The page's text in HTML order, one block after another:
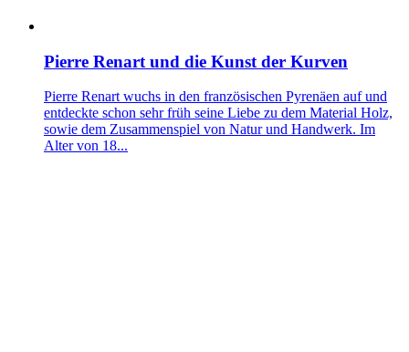
Pierre Renart und die Kunst der Kurven
Pierre Renart wuchs in den französischen Pyrenäen auf und
entdeckte schon sehr früh seine Liebe zu dem Material Holz,
sowie dem Zusammenspiel von Natur und Handwerk. Im
Alter von 18...